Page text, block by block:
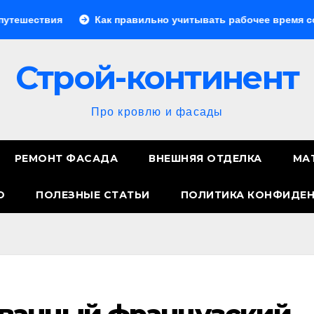
Как правильно учитывать рабочее время сотрудников:
Строй-континент
Про кровлю и фасады
РЕМОНТ ФАСАДА ВНЕШНЯЯ ОТДЕЛКА
ПОЛЕЗНЫЕ СТАТЬИ ПОЛИТИКА